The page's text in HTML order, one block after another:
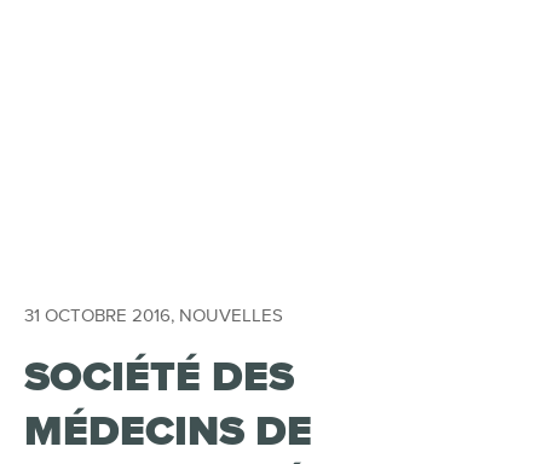
31 OCTOBRE 2016, NOUVELLES
SOCIÉTÉ DES
MÉDECINS DE